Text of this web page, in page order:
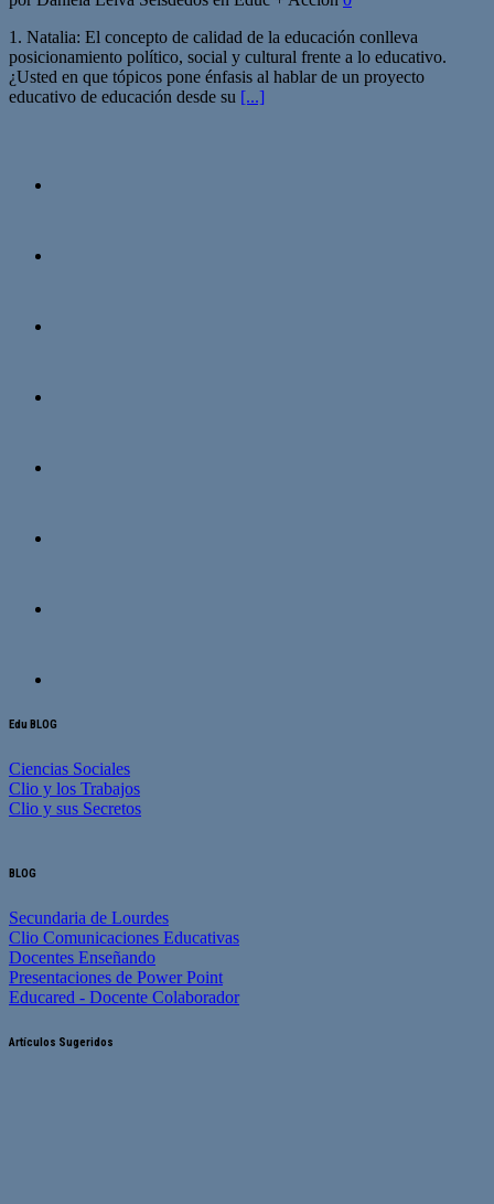
1. Natalia: El concepto de calidad de la educación conlleva
posicionamiento político, social y cultural frente a lo educativo.
¿Usted en que tópicos pone énfasis al hablar de un proyecto
educativo de educación desde su [...]
Edu BLOG
Ciencias Sociales
Clio y los Trabajos
Clio y sus Secretos
BLOG
Secundaria de Lourdes
Clio Comunicaciones Educativas
Docentes Enseñando
Presentaciones de Power Point
Educared - Docente Colaborador
Artículos Sugeridos